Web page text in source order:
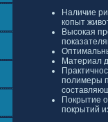
Наличие
копыт
Высокая
Материал
полимеры
Покрытие
покрытий